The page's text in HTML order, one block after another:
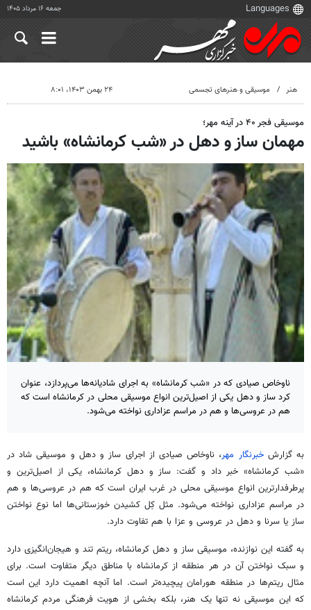
جمعه ۱۶ مرداد ۱۴۰۵
هنر موسیقی و هنرهای تجسمی ۲۴ بهمن ۱۴۰۳، ۸:۰۱
موسیقی فجر ۴۰ در آینه مهر؛
مهمان ساز و دهل در «شب کرمانشاه» باشید
ناوخاص صیادی که در «شب کرمانشاه» به اجرای شادیانه‌ها می‌پردازد، عنوان
کرد ساز و دهل یکی از اصیل‌ترین انواع موسیقی محلی در کرمانشاه است که
هم در عروسی‌ها و هم در مراسم عزاداری نواخته می‌شود.
به گزارش خبرنگار مهر، ناوخاصصیادی از اجرای ساز ودهل و موسیقی شاددر
«شب کرمانشاه» خبر داد و گفت: ساز ودهل کرمانشاه، یکی از اصیل‌ترین و
پرطرفدارترین انواع موسیقی محلی در غرب ایران است که هم در عروسی‌ها و هم
در مراسم عزاداری نواخته می‌شود. مثل کِل کشیدن خوزستانی‌ها اما نوع نواختن
ساز یا سرنا و دهل در عروسی و عزا با هم تفاوت دارد.
به گفته این نوازنده، موسیقی ساز و دهلکرمانشاه، ریتم تند و هیجان‌انگیزی دارد
و سبک نواختن آن در هر منطقه از کرمانشاه با مناطق دیگر متفاوت است. برای
مثالریتم‌ها در منطقه هورامانپیچیده‌تر است. اما آنچه اهمیت دارد این است
که این موسیقی نه تنها یک هنر، بلکه بخشی از هویت فرهنگی مردم کرمانشاه